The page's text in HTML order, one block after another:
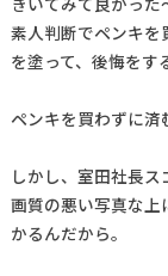
素人判断でペンキを
を塗って、後悔をす
ペンキを買わずに
しかし、室田社長
画質の悪い写真な上
かるんだから。